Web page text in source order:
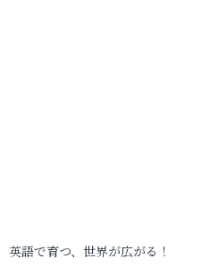
英語で育つ、世界が広がる！